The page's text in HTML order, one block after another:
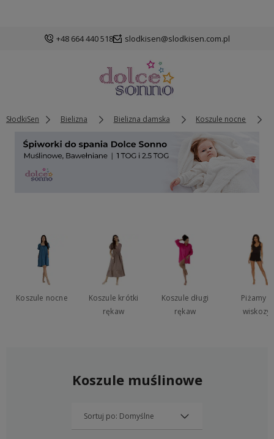
+48 664 440 518 slodkisen@slodkisen.com.pl
SłodkiSen Bielizna Bielizna damska Koszule nocne
Koszule nocne
Koszule krótki
rękaw
Koszule długi
rękaw
Piżamy z
wiskozy
Koszule muślinowe